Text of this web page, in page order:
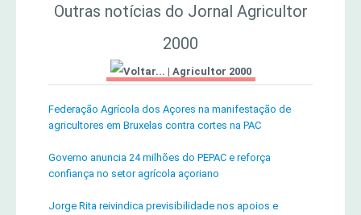
Outras notícias do Jornal Agricultor
2000
| Agricultor 2000
Federação Agrícola dos Açores na manifestação de
agricultores em Bruxelas contra cortes na PAC
Governo anuncia 24 milhões do PEPAC e reforça
confiança no setor agrícola açoriano
Jorge Rita reivindica previsibilidade nos apoios e